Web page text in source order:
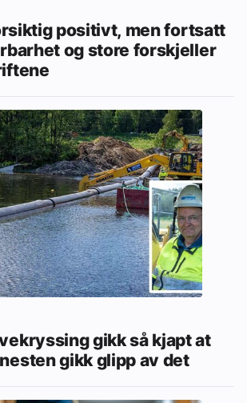
positivt, men fortsatt
og store forskjeller
gikk så kjapt at
gikk glipp av det